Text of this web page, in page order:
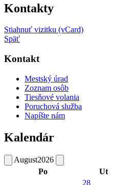
Kontakty
Stiahnuť vizitku (vCard)
Späť
Kontakt
Mestský úrad
Zoznam osôb
Tiesňové volania
Poruchová služba
Napíšte nám
Kalendár
August2026
Po
Ut
28